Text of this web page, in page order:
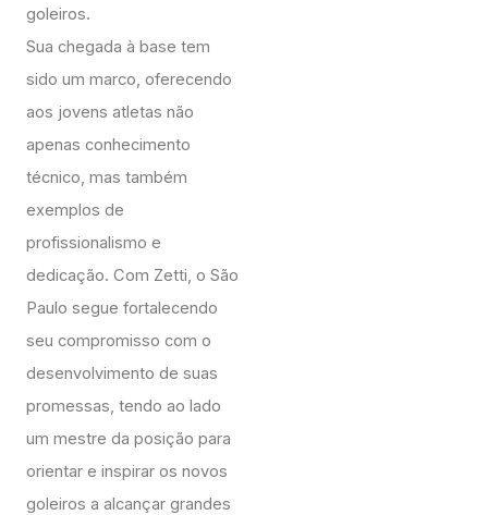
goleiros.
Sua chegada à base tem
sido um marco, oferecendo
aos jovens atletas não
apenas conhecimento
técnico, mas também
exemplos de
profissionalismo e
dedicação. Com Zetti, o São
Paulo segue fortalecendo
seu compromisso com o
desenvolvimento de suas
promessas, tendo ao lado
um mestre da posição para
orientar e inspirar os novos
goleiros a alcançar grandes